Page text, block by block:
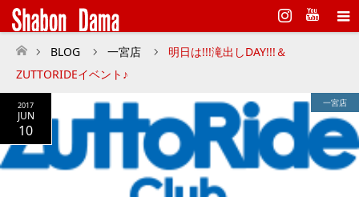
Instagram
ホーム
BLOG 一宮店
明日は!!!滝出しDAY!!!＆
ZUTTORIDEイベント♪
2017
JUN
10
一宮店